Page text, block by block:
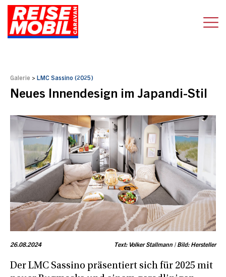
Galerie > LMC Sassino (2025)
Neues Innendesign im Japandi-Stil
26.08.2024 Text: Volker Stallmann | Bild: Hersteller
Der LMC Sassino präsentiert sich für 2025 mit